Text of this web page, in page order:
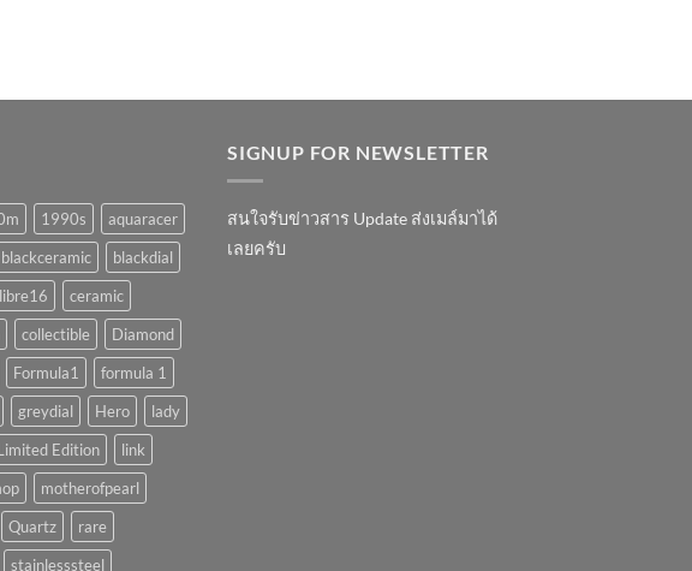
1990s
aquaracer
blackceramic
blackdial
ceramic
collectible
Diamond
Formula1
formula 1
greydial Hero
lady
Edition
link
motherofpearl
Quartz
rare
stainlesssteel
SIGNUP FOR NEWSLETTER
สนใจรับข่าวสาร Update ส่งเมล์มาได้
เลยครับ